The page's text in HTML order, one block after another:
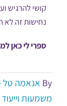
קושי להרגיש
נחישות זה
ספרי לי כאן
By אנאמה טל
משמעות וייעוד